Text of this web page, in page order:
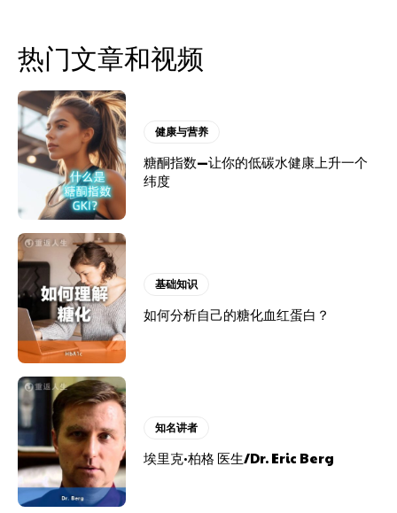
热门文章和视频
健康与营养
糖酮指数—让你的低碳水健康上升一个
纬度
基础知识
如何分析自己的糖化血红蛋白？
知名讲者
埃里克·柏格 医生/Dr. Eric Berg